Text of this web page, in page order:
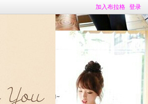
加入布拉格 登录